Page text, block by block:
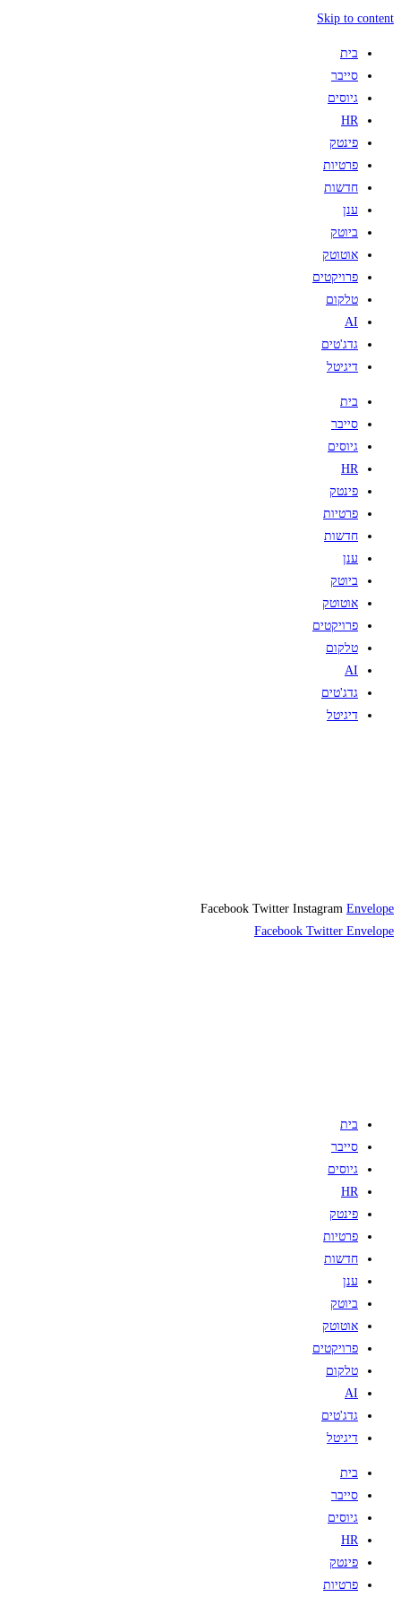
Skip to content
בית
סייבר
גיוסים
HR
פינטק
פרטיות
חדשות
ענן
ביוטק
אוטוטק
פרויקטים
טלקום
AI
גדג'טים
דיגיטל
בית
סייבר
גיוסים
HR
פינטק
פרטיות
חדשות
ענן
ביוטק
אוטוטק
פרויקטים
טלקום
AI
גדג'טים
דיגיטל
Facebook Twitter Instagram Envelope
Facebook Twitter Envelope
בית
סייבר
גיוסים
HR
פינטק
פרטיות
חדשות
ענן
ביוטק
אוטוטק
פרויקטים
טלקום
AI
גדג'טים
דיגיטל
בית
סייבר
גיוסים
HR
פינטק
פרטיות